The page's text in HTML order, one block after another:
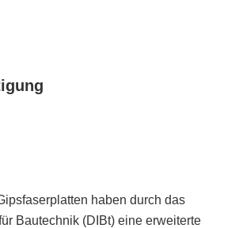
haben durch das
Bautechnik (DIBt) eine erweiterte